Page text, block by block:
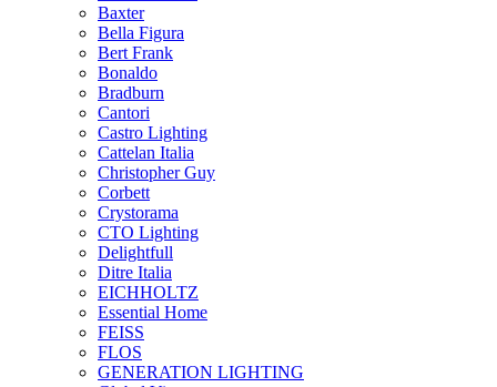
Baxter
Bella Figura
Bert Frank
Bonaldo
Bradburn
Cantori
Castro Lighting
Cattelan Italia
Christopher Guy
Corbett
Crystorama
CTO Lighting
Delightfull
Ditre Italia
EICHHOLTZ
Essential Home
FEISS
FLOS
GENERATION LIGHTING